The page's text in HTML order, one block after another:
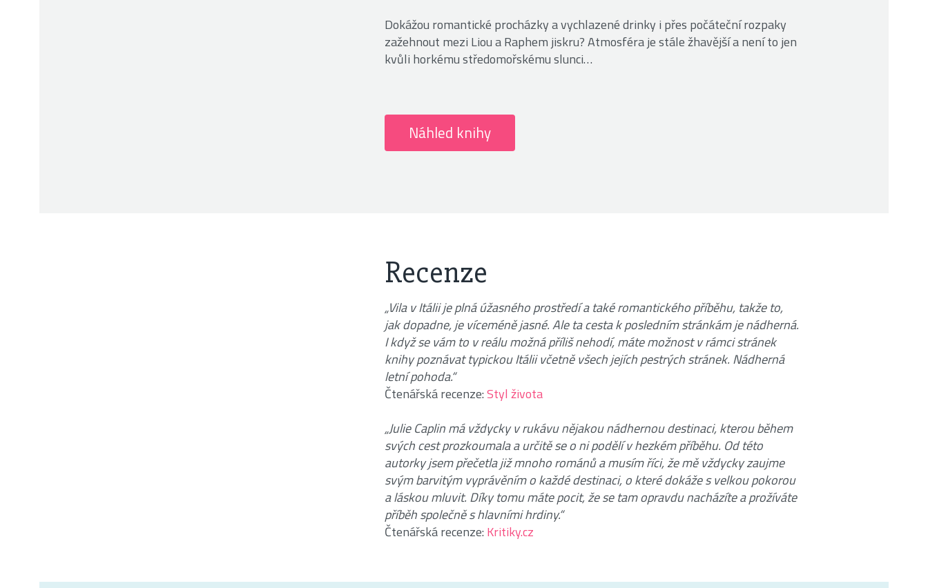
Dokážou romantické procházky a vychlazené drinky i přes počáteční rozpaky
zažehnout mezi Liou a Raphem jiskru? Atmosféra je stále žhavější a není to jen
kvůli horkému středomořskému slunci…
Náhled knihy
Recenze
„Vila v Itálii je plná úžasného prostředí a také romantického příběhu, takže to,
jak dopadne, je víceméně jasné. Ale ta cesta k posledním stránkám je nádherná.
I když se vám to v reálu možná příliš nehodí, máte možnost v rámci stránek
knihy poznávat typickou Itálii včetně všech jejích pestrých stránek. Nádherná
letní pohoda.“
Čtenářská recenze:Styl života
„Julie Caplin má vždycky v rukávu nějakou nádhernou destinaci, kterou během
svých cest prozkoumala a určitě se o ni podělí v hezkém příběhu. Od této
autorky jsem přečetla již mnoho románů a musím říci, že mě vždycky zaujme
svým barvitým vyprávěním o každé destinaci, o které dokáže s velkou pokorou
a láskou mluvit. Díky tomu máte pocit, že se tam opravdu nacházíte a prožíváte
příběh společně s hlavními hrdiny.“
Čtenářská recenze: Kritiky.cz